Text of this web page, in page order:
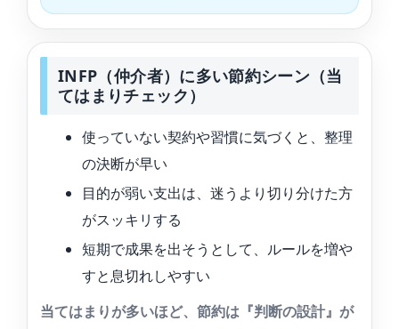
INFP（仲介者）に多い節約シーン（当
てはまりチェック）
使っていない契約や習慣に気づくと、整理
の決断が早い
目的が弱い支出は、迷うより切り分けた方
がスッキリする
短期で成果を出そうとして、ルールを増や
すと息切れしやすい
当てはまりが多いほど、節約は『判断の設計』が